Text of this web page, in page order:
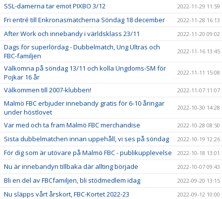
SSL-damerna tar emot PIXBO 3/12 2022-11-29 11:59
Fri entré till Enkronasmatcherna Söndag 18 december 2022-11-28 16:13
After Work och innebandy i världsklass 23/11 2022-11-20 09:02
Dags för superlördag - Dubbelmatch, Ung Ultras och
FBC-familjen
2022-11-16 13:45
Välkomna på söndag 13/11 och kolla Ungdoms-SM för
Pojkar 16 år
2022-11-11 15:08
Välkommen till 2007-klubben! 2022-11-07 11:07
Malmö FBC erbjuder innebandy gratis för 6-10 åringar
under höstlovet
2022-10-30 14:28
Var med och ta fram Malmö FBC merchandise 2022-10-28 08:50
Sista dubbelmatchen innan uppehåll, vi ses på söndag 2022-10-19 12:26
För dig som är utövare på Malmö FBC - publikupplevelse 2022-10-18 13:01
Nu är innebandyn tillbaka där allting började 2022-10-07 09:43
Bli en del av FBCfamiljen, bli stödmedlem idag 2022-09-20 13:15
Nu släpps vårt årskort, FBC-Kortet 2022-23 2022-09-12 10:00